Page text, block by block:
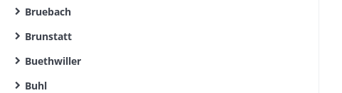
Bruebach
Brunstatt
Buethwiller
Buhl